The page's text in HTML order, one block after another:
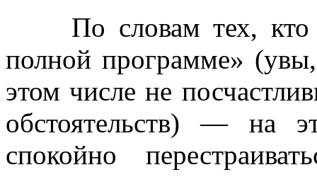
По словам тех, кто
полной программе» (увы,
этом числе не
обстоятельств) — на
спокойно